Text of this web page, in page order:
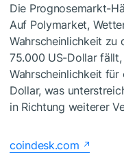
Die Prognosemarkt-
Auf Polymarket,
Wahrscheinlichkeit zu
75.000 US-Dollar fällt,
Wahrscheinlichkeit
Dollar, was
in Richtung weiterer
coindesk.com